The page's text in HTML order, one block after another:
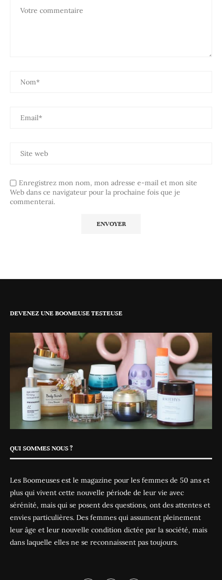
Enregistrez mon nom, mon adresse e-mail et mon site
Web dans ce navigateur pour la prochaine fois que je
commenterai.
DEVENEZ UNE BOOMEUSE TESTEUSE
QUI SOMMES NOUS ?
Les Boomeuses est le magazine pour les femmes de 50 ans et
plus qui vivent cette nouvelle période de leur vie avec
sérénité, mais qui se posent des questions, ont des attentes et
envies particulières. Des femmes qui assument pleinement
leur âge et leur nouvelle condition dictée par la société, mais
dans laquelle elles ne se reconnaissent pas toujours.